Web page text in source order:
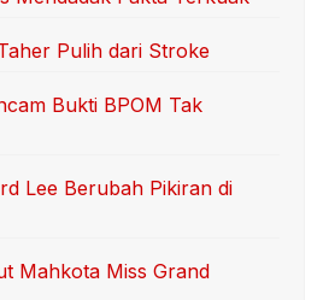
Pulih dari Stroke
Bukti BPOM Tak
Lee Berubah Pikiran di
Mahkota Miss Grand